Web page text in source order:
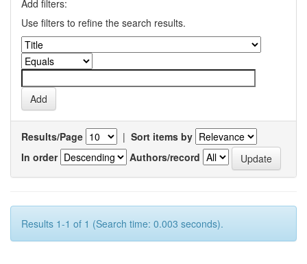
Add filters:
Use filters to refine the search results.
Results/Page | Sort items by
In order
Authors/record
Results 1-1 of 1 (Search time: 0.003 seconds).